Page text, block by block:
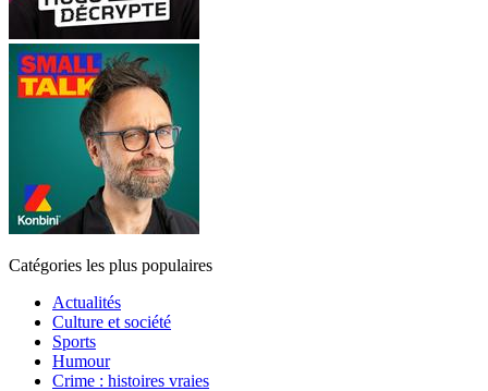
Catégories les plus populaires
Actualités
Culture et société
Sports
Humour
Crime : histoires vraies